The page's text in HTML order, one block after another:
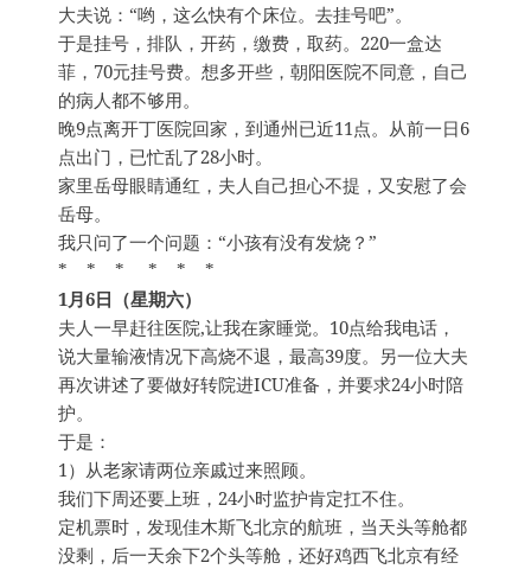
大夫说：“哟，这么快有个床位。去挂号吧”。
于是挂号，排队，开药，缴费，取药。220一盒达
菲，70元挂号费。想多开些，朝阳医院不同意，自己
的病人都不够用。
晚9点离开丁医院回家，到通州已近11点。从前一日6
点出门，已忙乱了28小时。
家里岳母眼睛通红，夫人自己担心不提，又安慰了会
岳母。
我只问了一个问题：“小孩有没有发烧？”
* * * * * *
1月6日（星期六）
夫人一早赶往医院,让我在家睡觉。10点给我电话，
说大量输液情况下高烧不退，最高39度。另一位大夫
再次讲述了要做好转院进ICU准备，并要求24小时陪
护。
于是：
1）从老家请两位亲戚过来照顾。
我们下周还要上班，24小时监护肯定扛不住。
定机票时，发现佳木斯飞北京的航班，当天头等舱都
没剩，后一天余下2个头等舱，还好鸡西飞北京有经